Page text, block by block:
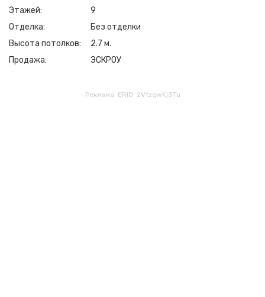
Этажей
9
Отделка
Без отделки
Высота потолков
2.7 м.
Продажа
ЭСКРОУ
Реклама. ERID: 2VtzqwKj3Tu